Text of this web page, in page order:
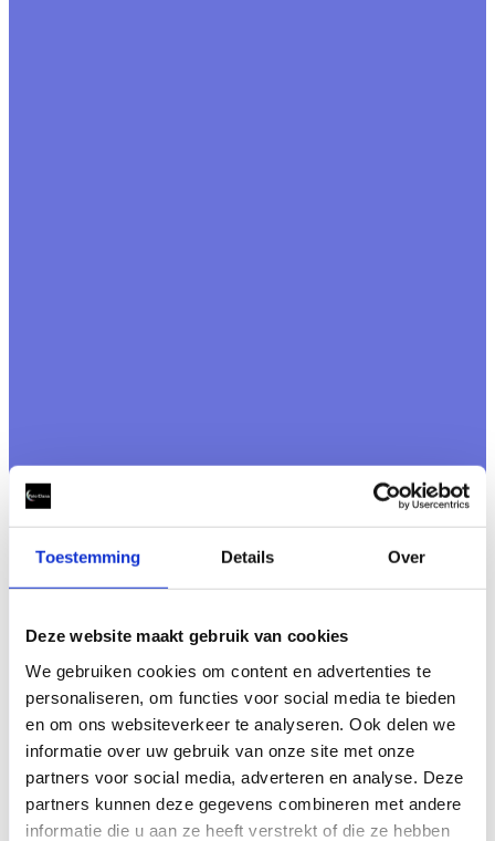
Toestemming Details Over
Deze website maakt gebruik van cookies
We gebruiken cookies om content en advertenties te
personaliseren, om functies voor social media te bieden
en om ons websiteverkeer te analyseren. Ook delen we
informatie over uw gebruik van onze site met onze
partners voor social media, adverteren en analyse. Deze
partners kunnen deze gegevens combineren met andere
informatie die u aan ze heeft verstrekt of die ze hebben